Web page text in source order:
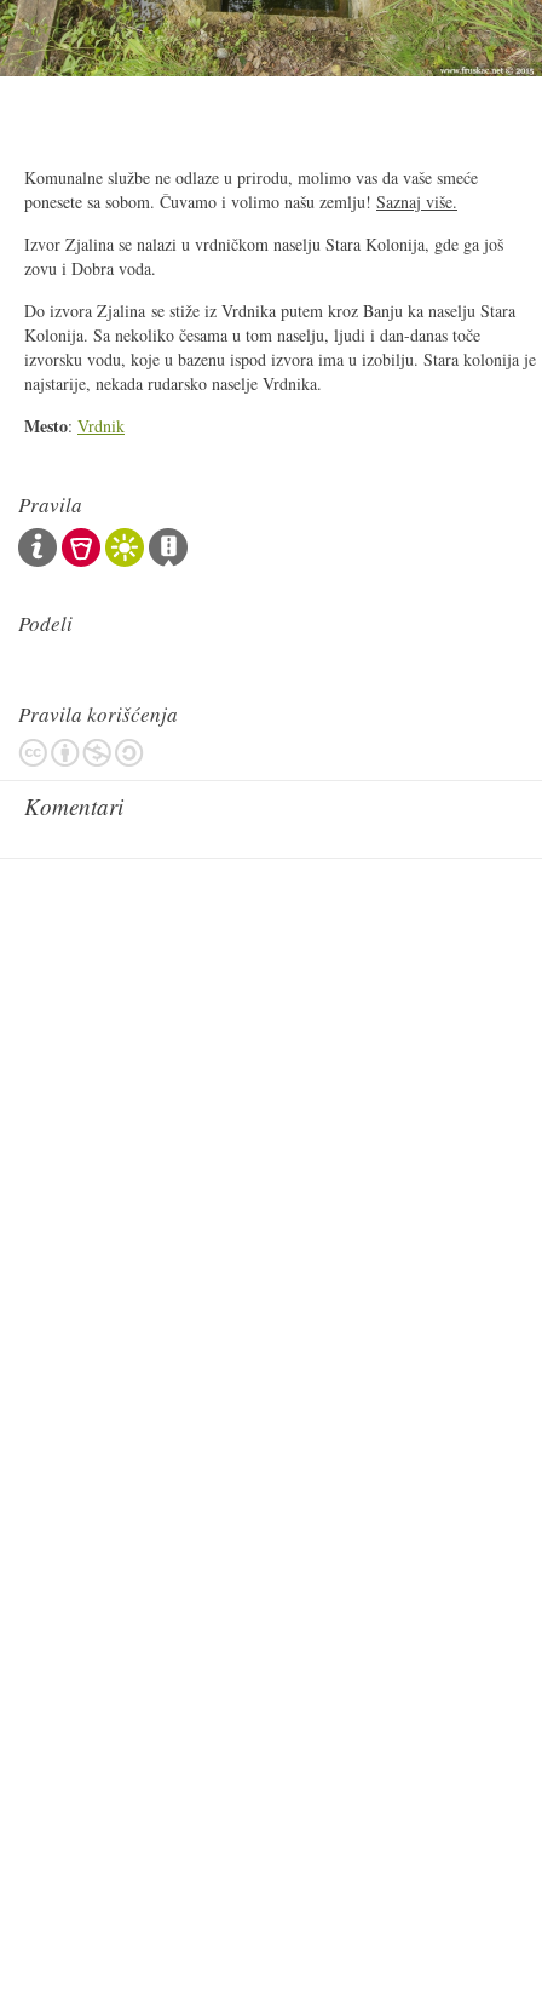
Komunalne službe ne odlaze u prirodu, molimo vas da vaše smeće
ponesete sa sobom. Čuvamo i volimo našu zemlju! Saznaj više.
Izvor Zjalina se nalazi u vrdničkom naselju Stara Kolonija, gde ga još
zovu i Dobra voda.
Do izvora Zjalina se stiže iz Vrdnika putem kroz Banju ka naselju Stara
Kolonija. Sa nekoliko česama u tom naselju, ljudi i dan-danas toče
izvorsku vodu, koje u bazenu ispod izvora ima u izobilju. Stara kolonija je
najstarije, nekada rudarsko naselje Vrdnika.
Mesto: Vrdnik
Pravila
Podeli
Pravila korišćenja
Komentari